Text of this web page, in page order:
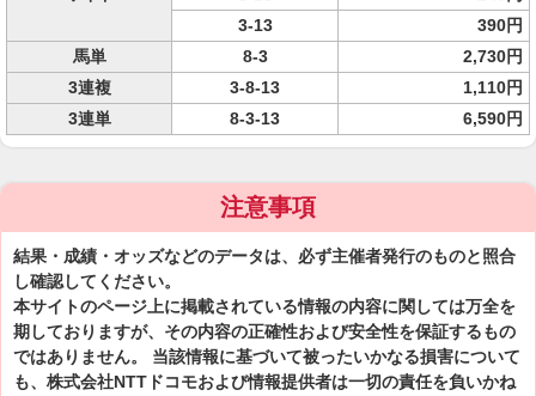
3-13
390円
馬単
8-3
2,730円
3連複
3-8-13
1,110円
3連単
8-3-13 6,590円
注意事項
結果・成績・オッズなどのデータは、必ず主催者発行のものと照合
し確認してください。
本サイトのページ上に掲載されている情報の内容に関しては万全を
期しておりますが、その内容の正確性および安全性を保証するもの
ではありません。 当該情報に基づいて被ったいかなる損害について
も、株式会社NTTドコモおよび情報提供者は一切の責任を負いかね